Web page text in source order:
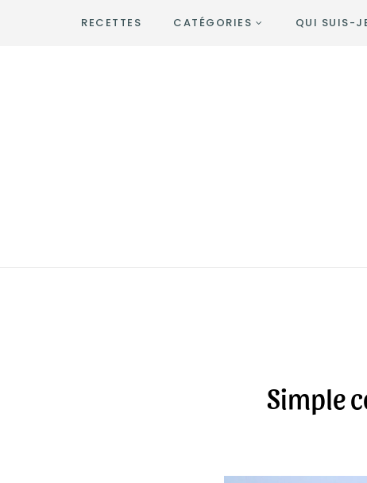
RECETTES CATÉGORIES QUI SUIS-
Simple